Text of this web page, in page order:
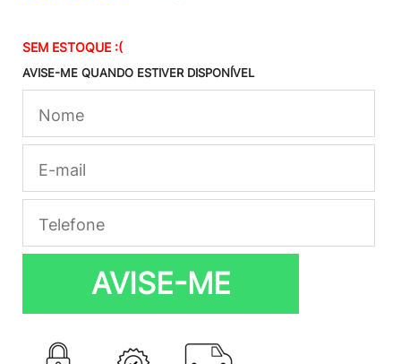
SEM ESTOQUE :(
AVISE-ME QUANDO ESTIVER DISPONÍVEL
AVISE-ME